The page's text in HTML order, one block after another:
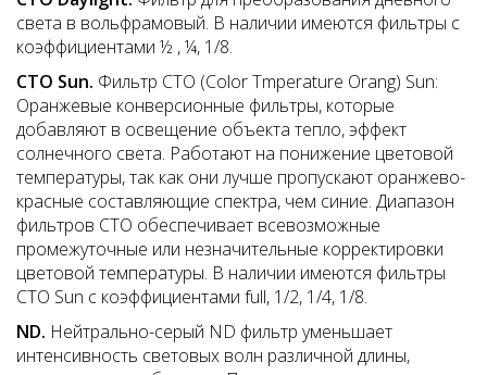
света в вольфрамовый. В наличии имеются фильтры с
коэффициентами ½ , ¼, 1/8.
CTO Sun. Фильтр СТО (Color Tmperature Orang) Sun:
Оранжевые конверсионные фильтры, которые
добавляют в освещение объекта тепло, эффект
солнечного света. Работают на понижение цветовой
температуры, так как они лучше пропускают оранжево-
красные составляющие спектра, чем синие. Диапазон
фильтров СТО обеспечивает всевозможные
промежуточные или незначительные корректировки
цветовой темпера­туры. В наличии имеются фильтры
СТО Sun с коэффициентами full, 1/2, 1/4, 1/8.
ND. Нейтрально-серый ND фильтр уменьшает
интенсивность световых волн различной длины,